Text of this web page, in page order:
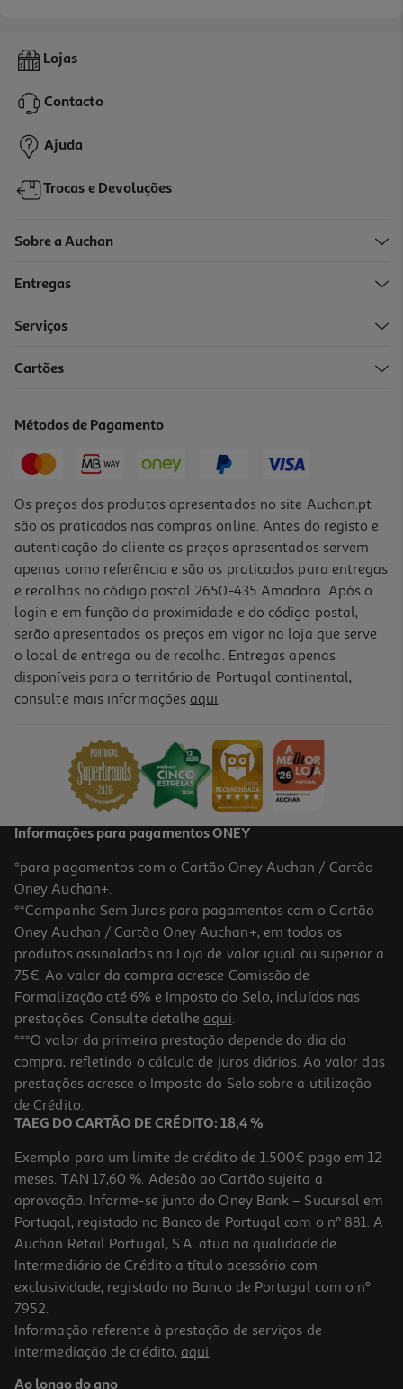
Lojas
Contacto
Ajuda
Trocas e Devoluções
Sobre a Auchan
Entregas
Serviços
Cartões
Métodos de Pagamento
Os preços dos produtos apresentados no site Auchan.pt
são os praticados nas compras online. Antes do registo e
autenticação do cliente os preços apresentados servem
apenas como referência e são os praticados para entregas
e recolhas no código postal 2650-435 Amadora. Após o
login e em função da proximidade e do código postal,
serão apresentados os preços em vigor na loja que serve
o local de entrega ou de recolha. Entregas apenas
disponíveis para o território de Portugal continental,
consulte mais informações aqui.
Informações para pagamentos ONEY
*para pagamentos com o Cartão Oney Auchan / Cartão
Oney Auchan+.
**Campanha Sem Juros para pagamentos com o Cartão
Oney Auchan / Cartão Oney Auchan+, em todos os
produtos assinalados na Loja de valor igual ou superior a
75€. Ao valor da compra acresce Comissão de
Formalização até 6% e Imposto do Selo, incluídos nas
prestações. Consulte detalhe aqui.
***O valor da primeira prestação depende do dia da
compra, refletindo o cálculo de juros diários. Ao valor das
prestações acresce o Imposto do Selo sobre a utilização
de Crédito.
TAEG DO CARTÃO DE CRÉDITO: 18,4 %
Exemplo para um limite de crédito de 1.500€ pago em 12
meses. TAN 17,60 %. Adesão ao Cartão sujeita a
aprovação. Informe-se junto do Oney Bank – Sucursal em
Portugal, registado no Banco de Portugal com o nº 881. A
Auchan Retail Portugal, S.A. atua na qualidade de
Intermediário de Crédito a título acessório com
exclusividade, registado no Banco de Portugal com o nº
7952.
Informação referente à prestação de serviços de
intermediação de crédito, aqui.
Ao longo do ano